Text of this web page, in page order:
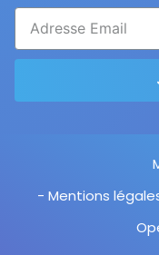
- Mentions